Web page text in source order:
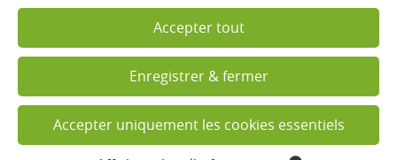
Accepter tout
Enregistrer & fermer
Accepter uniquement les cookies essentiels
Spa et espace sauna
Soins de beauté
Vacances de bien-être dans la
Forêt-Noire